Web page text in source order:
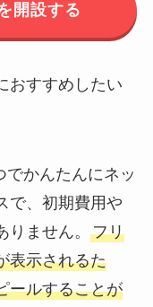
開設する
おすすめしたい
でかんたんにネッ
で、初期費用や
ません。 フリ
表示されるた
ールすることが